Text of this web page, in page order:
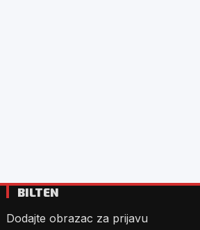
BILTEN
Dodajte obrazac za prijavu